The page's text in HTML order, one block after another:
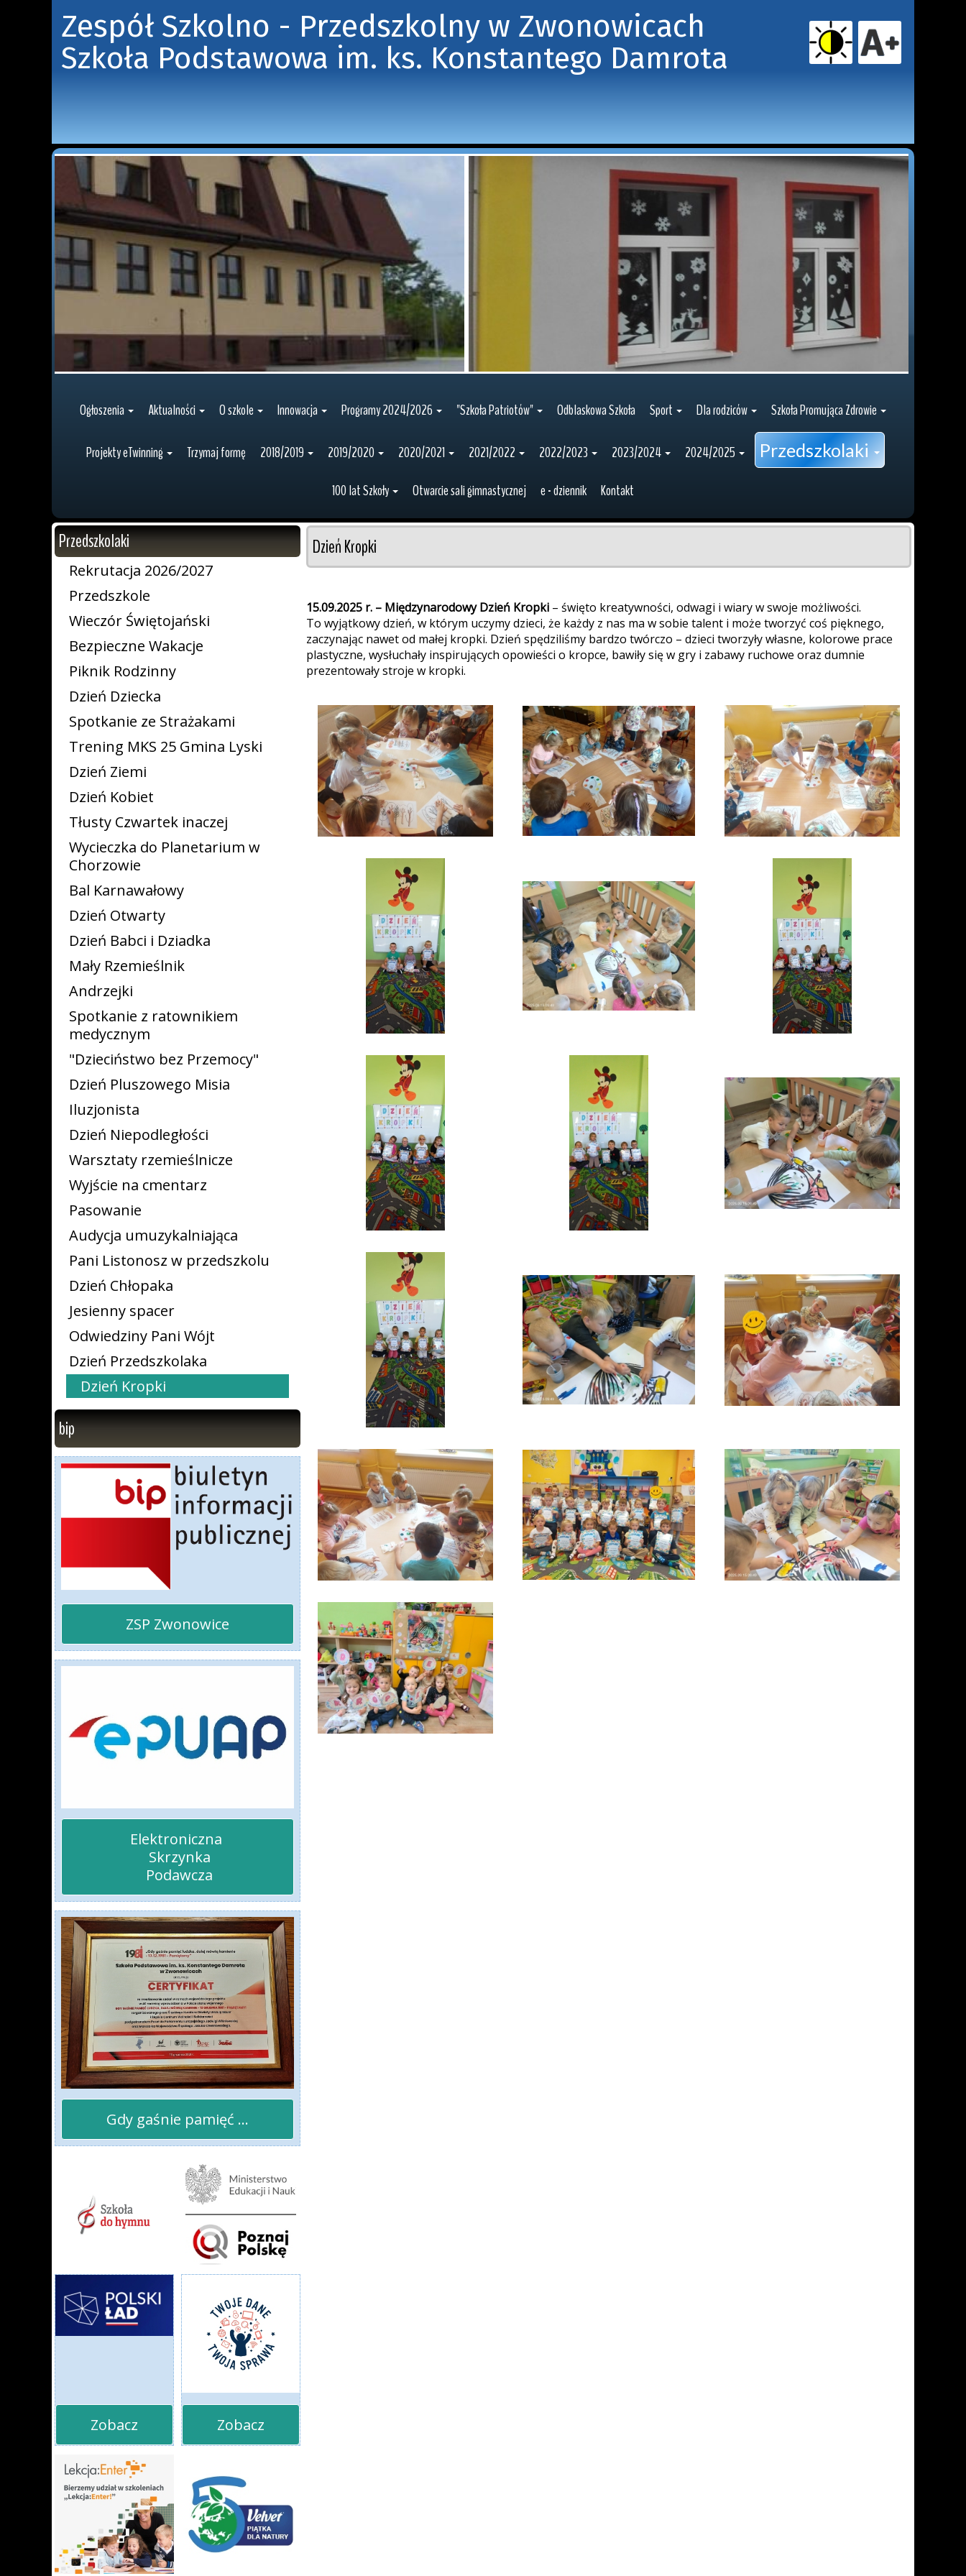
Zespół Szkolno - Przedszkolny w Zwonowicach
Szkoła Podstawowa im. ks. Konstantego Damrota
Ogłoszenia Aktualności O szkole Innowacja Programy 2024/2026 "Szkoła Patriotów" Odblaskowa Szkoła Sport Dla rodziców Szkoła Promująca Zdrowie
Projekty eTwinning Trzymaj formę 2018/2019 2019/2020 2020/2021 2021/2022 2022/2023 2023/2024 2024/2025 Przedszkolaki
100 lat Szkoły Otwarcie sali gimnastycznej e - dziennik Kontakt
Dzień Kropki
15.09.2025 r. – Międzynarodowy Dzień Kropki – święto kreatywności, odwagi i wiary w swoje możliwości.
To wyjątkowy dzień, w którym uczymy dzieci, że każdy z nas ma w sobie talent i może tworzyć coś pięknego,
zaczynając nawet od małej kropki. Dzień spędziliśmy bardzo twórczo – dzieci tworzyły własne, kolorowe prace
plastyczne, wysłuchały inspirujących opowieści o kropce, bawiły się w gry i zabawy ruchowe oraz dumnie
prezentowały stroje w kropki.
Przedszkolaki
Rekrutacja 2026/2027
Przedszkole
Wieczór Świętojański
Bezpieczne Wakacje
Piknik Rodzinny
Dzień Dziecka
Spotkanie ze Strażakami
Trening MKS 25 Gmina Lyski
Dzień Ziemi
Dzień Kobiet
Tłusty Czwartek inaczej
Wycieczka do Planetarium w
Chorzowie
Bal Karnawałowy
Dzień Otwarty
Dzień Babci i Dziadka
Mały Rzemieślnik
Andrzejki
Spotkanie z ratownikiem
medycznym
"Dzieciństwo bez Przemocy"
Dzień Pluszowego Misia
Iluzjonista
Dzień Niepodległości
Warsztaty rzemieślnicze
Wyjście na cmentarz
Pasowanie
Audycja umuzykalniająca
Pani Listonosz w przedszkolu
Dzień Chłopaka
Jesienny spacer
Odwiedziny Pani Wójt
Dzień Przedszkolaka
Dzień Kropki
bip
ZSP Zwonowice
Elektroniczna
Podawcza
Gdy gaśnie pamięć ...
Zobacz Zobacz